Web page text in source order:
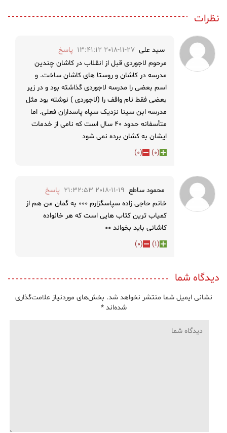
نظرات
سید علی 2018-11-27 13:41:12
پاسخ
مرحوم لاجوردی قبل از انقلاب در کاشان چندین
مدرسه در کاشان و روستا های کاشان ساخت. و
اسم بعضی را مدرسه لاجوردی گذاشته بود و در زیر
بعضی فقط نام واقف را (لاجوردی ) نوشته بود مثل
مدرسه ابن سینا نزدیک سپاه پاسداران فعلی. اما
متأسفانه حدود ۴۰ سال است که نامی از خدمات
ایشان به کشان برده نمی شود
(
0
)
(
0
)
محمود ساطع 2018-11-19 21:32:53
پاسخ
خانم حاجی زاده سپاسگزارم ۰۰۰ به گمان من هم از
کمیاب ترین کتاب هایی است که هر خانواده
کاشانی باید بخواند ۰۰
(
1
)
(
0
)
دیدگاه شما
نشانی ایمیل شما منتشر نخواهد شد. بخش‌های موردنیاز علامت‌گذاری
شده‌اند*